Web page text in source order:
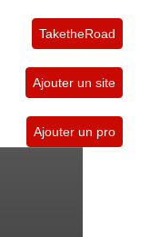
TaketheRoad
Ajouter un site
Ajouter un pro